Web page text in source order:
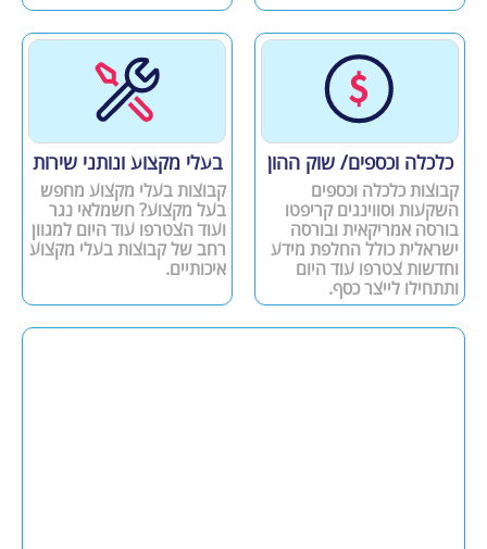
כלכלה וכספים/ שוק ההון
קבוצות כלכלה וכספים
השקעות וסווינגים קריפטו
בורסה אמריקאית ובורסה
ישראלית כולל החלפת מידע
וחדשות צטרפו עוד היום
ותתחילו לייצר כסף.
בעלי מקצוע ונותני שירות
קבוצות בעלי מקצוע מחפש
בעל מקצוע? חשמלאי נגר
ועוד הצטרפו עוד היום למגוון
רחב של קבוצות בעלי מקצוע
איכותיים.